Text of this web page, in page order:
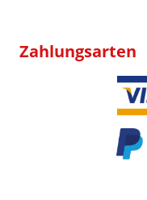
Zahlungsarten